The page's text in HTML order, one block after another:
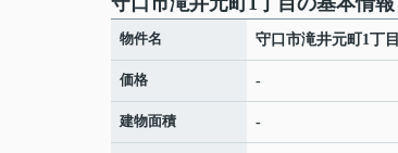
物件名 守口市滝井元町1丁目
価格 -
建物面積 -